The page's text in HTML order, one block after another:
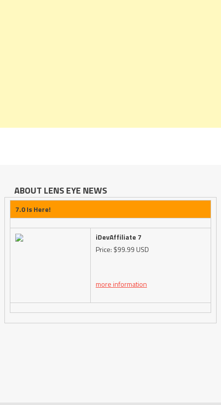
ABOUT LENS EYE NEWS
7.0 Is Here!
iDevAffiliate 7
Price: $99.99 USD
more information